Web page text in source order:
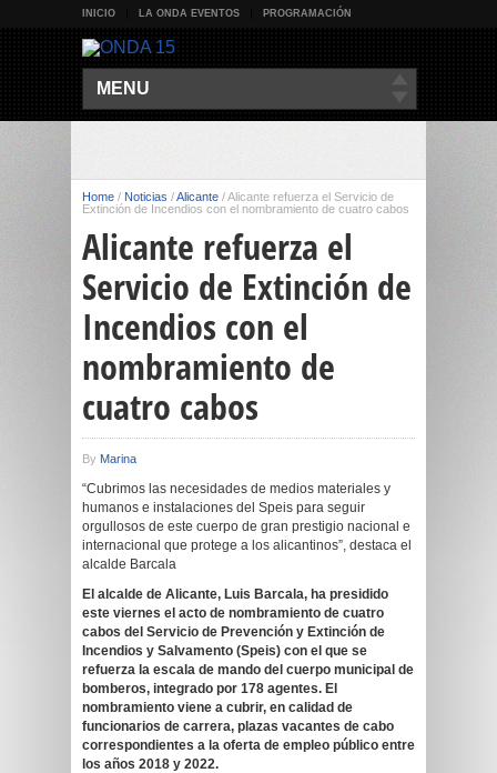
INICIO LA ONDA EVENTOS PROGRAMACIÓN
MENU
Home / Noticias /Alicante /Alicante refuerza el Servicio de
Extinción de Incendios con el nombramiento de cuatro cabos
Alicante refuerza el
Servicio de Extinción de
Incendios con el
nombramiento de
cuatro cabos
By Marina
“Cubrimos las necesidades de medios materiales y
humanos e instalaciones del Speis para seguir
orgullosos de este cuerpo de gran prestigio nacional e
internacional que protege a los alicantinos”, destaca el
alcalde Barcala
El alcalde de Alicante, Luis Barcala, ha presidido
este viernes el acto de nombramiento de cuatro
cabos del Servicio de Prevención y Extinción de
Incendios y Salvamento (Speis) con el que se
refuerza la escala de mando del cuerpo municipal de
bomberos, integrado por 178 agentes. El
nombramiento viene a cubrir, en calidad de
funcionarios de carrera, plazas vacantes de cabo
correspondientes a la oferta de empleo público entre
los años 2018 y 2022.